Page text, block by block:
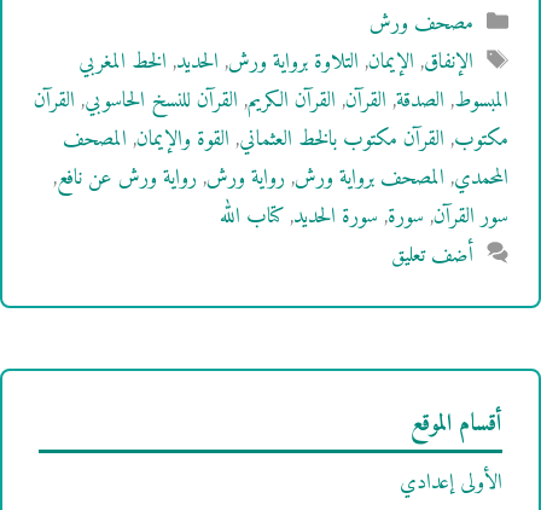
التصنيفات
مصحف ورش
الوسوم
الإنفاق,الإيمان,التلاوة برواية ورش,الحديد,الخط المغربي
المبسوط,الصدقة,القرآن,القرآن الكريم,القرآن للنسخ الحاسوبي,القرآن
مكتوب,القرآن مكتوب بالخط العثماني,القوة والإيمان,المصحف
المحمدي,المصحف برواية ورش,رواية ورش,رواية ورش عن نافع,
سور القرآن,سورة,سورة الحديد,كتاب الله
أضف تعليق
أقسام الموقع
الأولى إعدادي